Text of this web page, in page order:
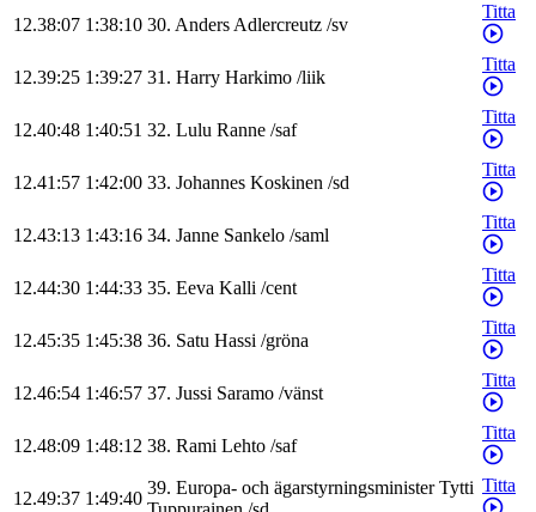
12.38:07 1:38:10 30. AndersAdlercreutz /sv
Titta
12.39:25 1:39:27 31. Harry Harkimo /liik
Titta
12.40:48 1:40:51 32. Lulu Ranne /saf
Titta
12.41:57 1:42:00 33. Johannes Koskinen /sd
Titta
12.43:13 1:43:16 34. Janne Sankelo /saml
Titta
12.44:30 1:44:33 35. Eeva Kalli /cent
Titta
12.45:35 1:45:38 36. Satu Hassi /gröna
Titta
12.46:54 1:46:57 37. Jussi Saramo /vänst
Titta
12.48:09 1:48:12 38. Rami Lehto /saf
Titta
12.49:37 1:49:40
39. Europa- och ägarstyrningsminister Tytti Titta